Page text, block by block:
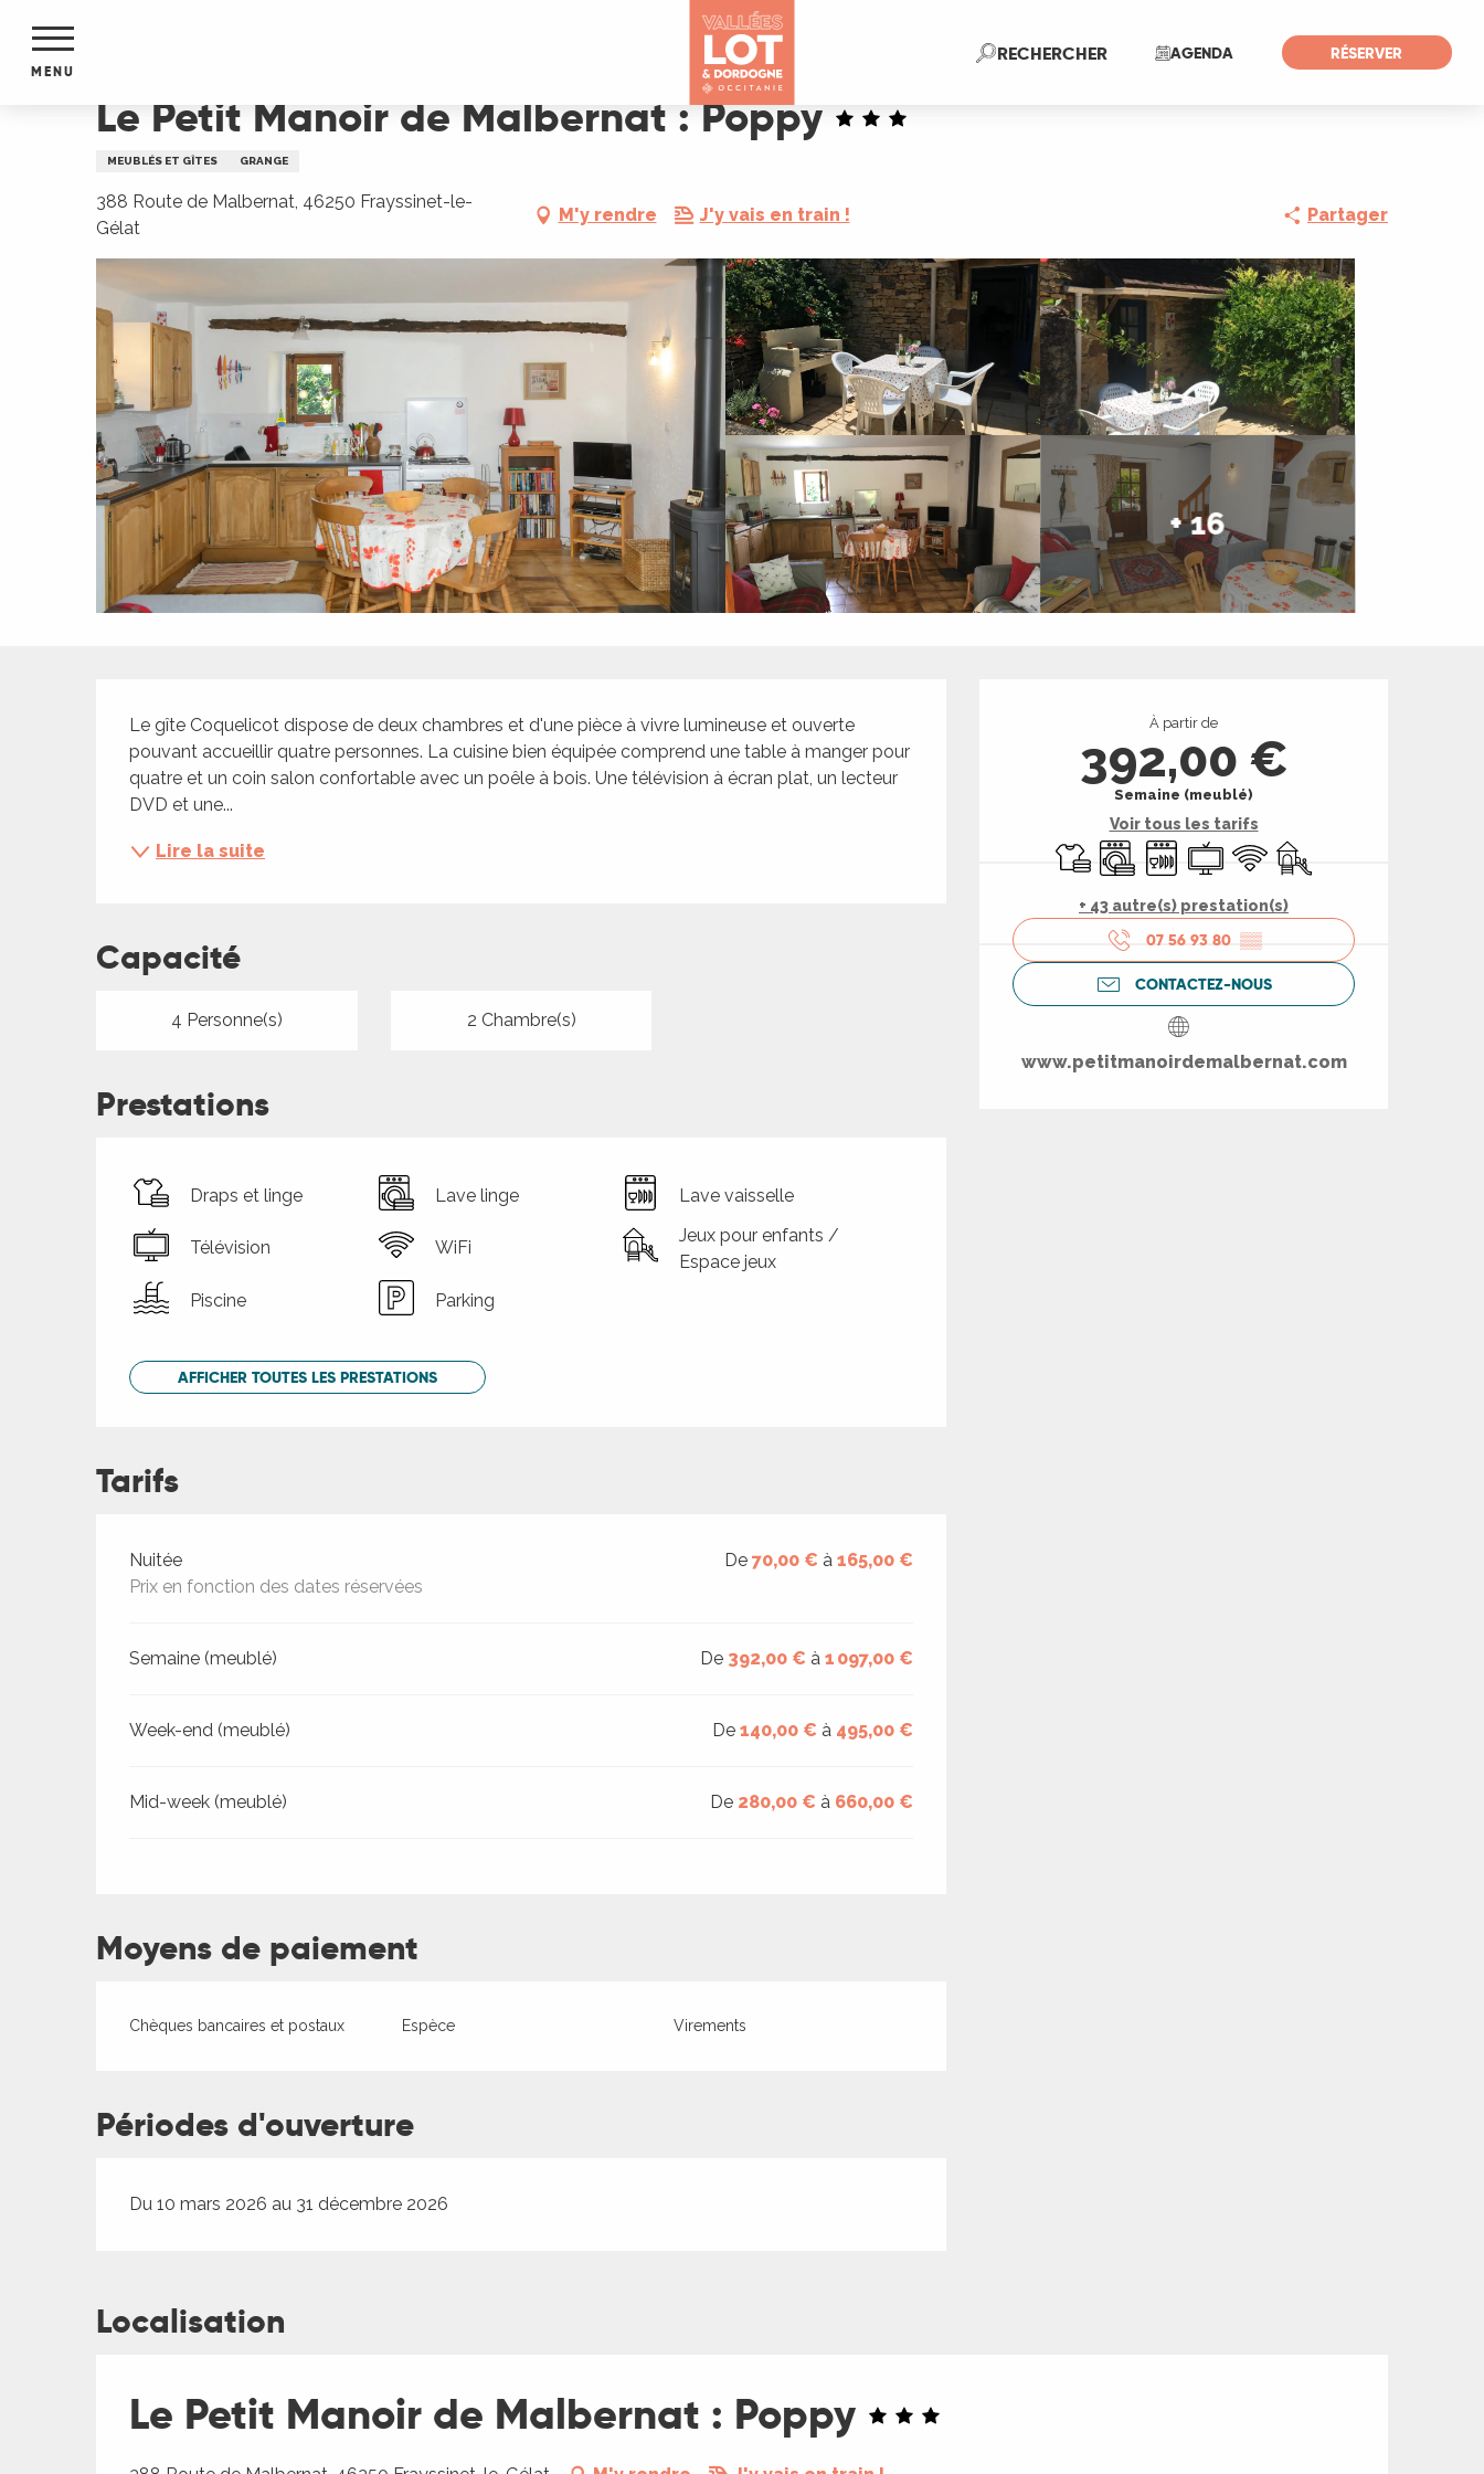
contenu
AGENDA RÉSERVER
RECHERCHERRecherche
MENU
Le Petit Manoir de Malbernat : Poppy
MEUBLÉS ET GÎTES GRANGE
388 Route de Malbernat, 46250 Frayssinet-le-
Gélat
M'y rendre J'y vais en train ! Partager
+ 16
Ouverture et
À partir de
392,00 €
Semaine (meublé)
Voir tous les tarifs
Draps et linge
Lave lingeLave vaisselle
Télévision
WiFi Jeux pour enfants /
+ 43 autre(s) prestation(s)
07 56 93 80 ▒▒
CONTACTEZ-NOUS
www.petitmanoirdemalbernat.com
Description
Le gîte Coquelicot dispose de deux chambres et d'une pièce à vivre lumineuse et ouverte
pouvant accueillir quatre personnes. La cuisine bien équipée comprend une table à manger pour
quatre et un coin salon confortable avec un poêle à bois. Une télévision à écran plat, un lecteur
DVD et une...
Lire la suite
Capacité
4 Personne(s) 2 Chambre(s)
Prestations
Draps et linge Lave linge Lave vaisselle
Télévision WiFi
Jeux pour enfants /
Espace jeux
Piscine
Parking
AFFICHER TOUTES LES PRESTATIONS
Tarifs
Tarifs 2026
Nuitée
Prix en fonction des dates réservées
De70,00 € à165,00 €
Semaine (meublé) De 392,00 € à1 097,00 €
Week-end (meublé) De140,00 € à 495,00 €
Mid-week (meublé) De 280,00 € à 660,00 €
Moyens de paiement
Chèques bancaires et postaux Espèce Virements
Périodes d'ouverture
Du 10 mars 2026 au 31 décembre 2026
Localisation
Le Petit Manoir de Malbernat : Poppy